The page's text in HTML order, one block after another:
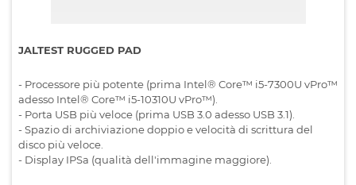
JALTEST RUGGED PAD
- Processore più potente (prima Intel® Core™ i5-7300U vPro™
adesso Intel® Core™ i5-10310U vPro™).
- Porta USB più veloce (prima USB 3.0 adesso USB 3.1).
- Spazio di archiviazione doppio e velocità di scrittura del
disco più veloce.
- Display IPSa (qualità dell'immagine maggiore).